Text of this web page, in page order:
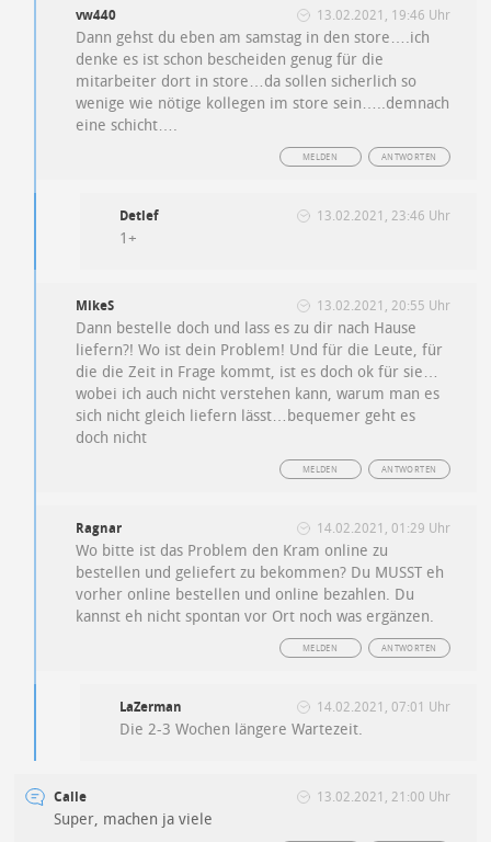
vw440 13.02.2021, 19:46 Uhr
Dann gehst du eben am samstag in den store….ich
denke es ist schon bescheiden genug für die
mitarbeiter dort in store…da sollen sicherlich so
wenige wie nötige kollegen im store sein…..demnach
eine schicht….
ANTWORTEN
MELDEN
Detlef 13.02.2021, 23:46 Uhr
1+
MikeS 13.02.2021, 20:55 Uhr
Dann bestelle doch und lass es zu dir nach Hause
liefern?! Wo ist dein Problem! Und für die Leute, für
die die Zeit in Frage kommt, ist es doch ok für sie…
wobei ich auch nicht verstehen kann, warum man es
sich nicht gleich liefern lässt…bequemer geht es
doch nicht
ANTWORTEN
MELDEN
Ragnar 14.02.2021, 01:29 Uhr
Wo bitte ist das Problem den Kram online zu
bestellen und geliefert zu bekommen? Du MUSST eh
vorher online bestellen und online bezahlen. Du
kannst eh nicht spontan vor Ort noch was ergänzen.
ANTWORTEN
MELDEN
LaZerman 14.02.2021, 07:01 Uhr
Die 2-3 Wochen längere Wartezeit.
Calle 13.02.2021, 21:00 Uhr
Super, machen ja viele